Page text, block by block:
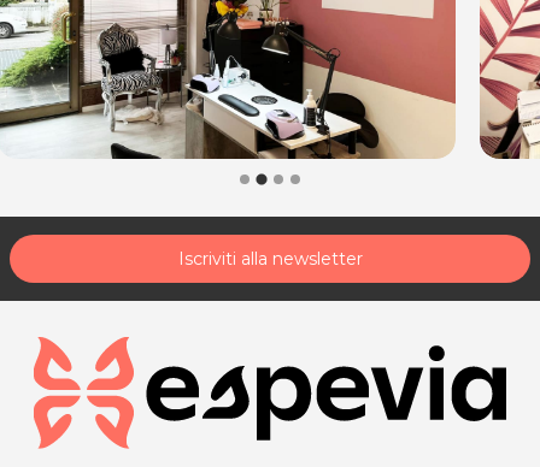
Iscriviti alla newsletter